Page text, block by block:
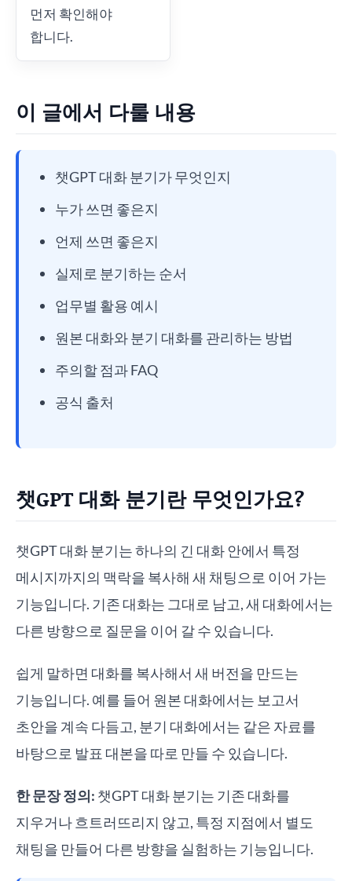
먼저 확인해야
합니다.
이 글에서 다룰 내용
챗GPT 대화 분기가 무엇인지
누가 쓰면 좋은지
언제 쓰면 좋은지
실제로 분기하는 순서
업무별 활용 예시
원본 대화와 분기 대화를 관리하는 방법
주의할 점과 FAQ
공식 출처
챗GPT 대화 분기란 무엇인가요?
챗GPT 대화 분기는 하나의 긴 대화 안에서 특정
메시지까지의 맥락을 복사해 새 채팅으로 이어 가는
기능입니다. 기존 대화는 그대로 남고, 새 대화에서는
다른 방향으로 질문을 이어 갈 수 있습니다.
쉽게 말하면 대화를 복사해서 새 버전을 만드는
기능입니다. 예를 들어 원본 대화에서는 보고서
초안을 계속 다듬고, 분기 대화에서는 같은 자료를
바탕으로 발표 대본을 따로 만들 수 있습니다.
한 문장 정의: 챗GPT 대화 분기는 기존 대화를
지우거나 흐트러뜨리지 않고, 특정 지점에서 별도
채팅을 만들어 다른 방향을 실험하는 기능입니다.